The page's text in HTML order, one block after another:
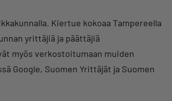
Kiertue kokoaa Tampereella
yrittäjiä ja päättäjiä
myös verkostoitumaan muiden
Google, Suomen Yrittäjät ja Suomen